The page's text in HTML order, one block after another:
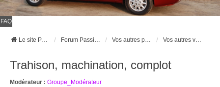
FAQ
Le site Passion XM Forum Passion XM Vos autres passions et passe temps Vos autres véhicules
Trahison, machination, complot
Modérateur : Groupe_Modérateur